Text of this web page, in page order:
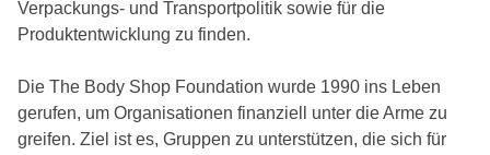
Verpackungs- und Transportpolitik sowie für die
Produktentwicklung zu finden.
Die The Body Shop Foundation wurde 1990 ins Leben
gerufen, um Organisationen finanziell unter die Arme zu
greifen. Ziel ist es, Gruppen zu unterstützen, die sich für